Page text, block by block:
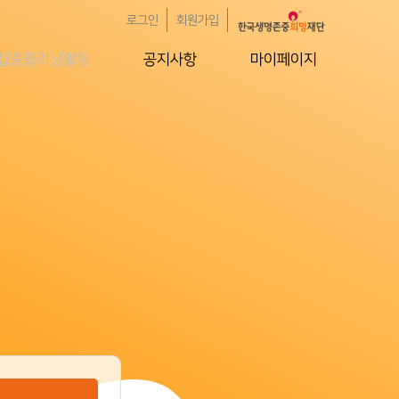
로그인 회원가입
중클리닝활동 공지사항 마이페이지